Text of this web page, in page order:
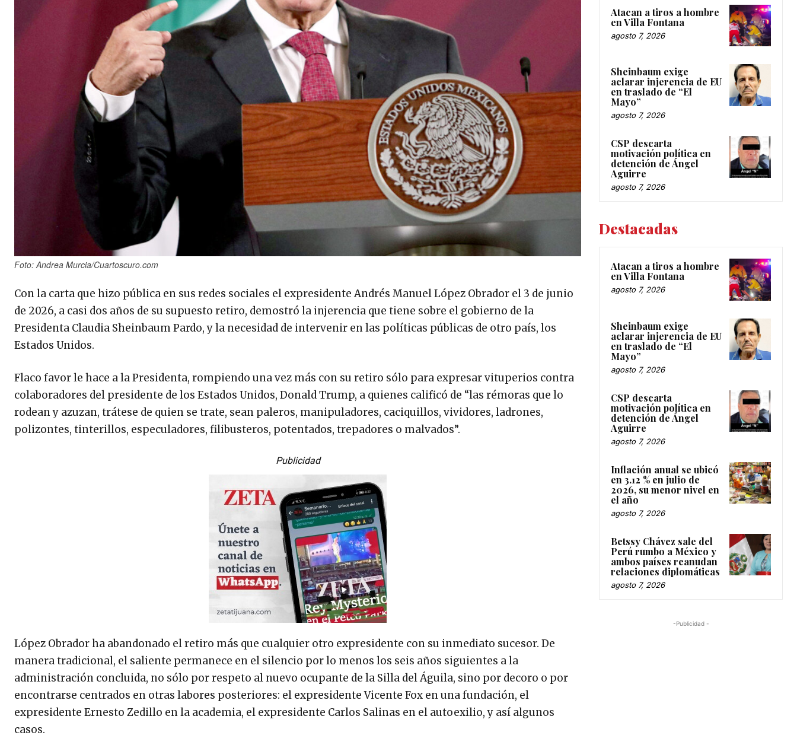
Foto: Andrea Murcia/Cuartoscuro.com
Con la carta que hizo pública en sus redes sociales el expresidente Andrés Manuel López Obrador el 3 de junio
de 2026, a casi dos años de su supuesto retiro, demostró la injerencia que tiene sobre el gobierno de la
Presidenta Claudia Sheinbaum Pardo, y la necesidad de intervenir en las políticas públicas de otro país, los
Estados Unidos.
Flaco favor le hace a la Presidenta, rompiendo una vez más con su retiro sólo para expresar vituperios contra
colaboradores del presidente de los Estados Unidos, Donald Trump, a quienes calificó de “las rémoras que lo
rodean y azuzan, trátese de quien se trate, sean paleros, manipuladores, caciquillos, vividores, ladrones,
polizontes, tinterillos, especuladores, filibusteros, potentados, trepadores o malvados”.
Publicidad
López Obrador ha abandonado el retiro más que cualquier otro expresidente con su inmediato sucesor. De
manera tradicional, el saliente permanece en el silencio por lo menos los seis años siguientes a la
administración concluida, no sólo por respeto al nuevo ocupante de la Silla del Águila, sino por decoro o por
encontrarse centrados en otras labores posteriores: el expresidente Vicente Fox en una fundación, el
expresidente Ernesto Zedillo en la academia, el expresidente Carlos Salinas en el autoexilio, y así algunos
casos.
Atacan a tiros a hombre
en Villa Fontana
agosto 7, 2026
Sheinbaum exige
aclarar injerencia de EU
en traslado de “El
Mayo”
agosto 7, 2026
CSP descarta
motivación política en
detención de Ángel
Aguirre
agosto 7, 2026
Destacadas
Atacan a tiros a hombre
en Villa Fontana
agosto 7, 2026
Sheinbaum exige
aclarar injerencia de EU
en traslado de “El
Mayo”
agosto 7, 2026
CSP descarta
motivación política en
detención de Ángel
Aguirre
agosto 7, 2026
Inflación anual se ubicó
en 3.12 % en julio de
2026, su menor nivel en
el año
agosto 7, 2026
Betssy Chávez sale del
Perú rumbo a México y
ambos países reanudan
relaciones diplomáticas
agosto 7, 2026
-Publicidad -